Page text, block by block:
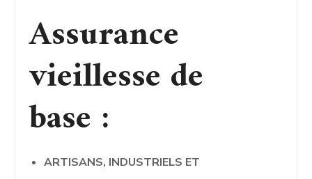
Assurance
vieillesse de
base :
ARTISANS, INDUSTRIELS ET